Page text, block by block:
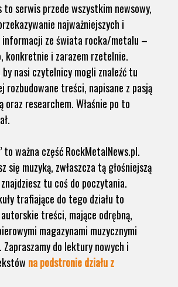
to serwis przede wszystkim newsowy,
najważniejszych i
informacji ze świata rocka/metalu –
konkretnie i zarazem rzetelnie.
by nasi czytelnicy mogli znaleźć tu
rozbudowane treści, napisane z pasją
oraz researchem. Właśnie po to
to ważna część RockMetalNews.pl.
się muzyką, zwłaszcza tą głośniejszą
tu coś do poczytania.
trafiające do tego działu to
treści, mające odrębną,
magazynami muzycznymi
do lektury nowych i
na podstronie działu z